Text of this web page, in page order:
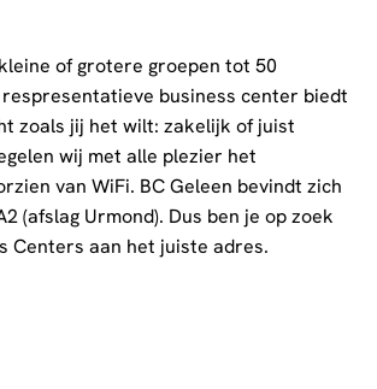
of grotere groepen tot 50
business center biedt
zoals jij het wilt: zakelijk of juist
wij met alle plezier het
van WiFi. BC Geleen bevindt zich
(afslag Urmond). Dus ben je op zoek
Centers aan het juiste adres.